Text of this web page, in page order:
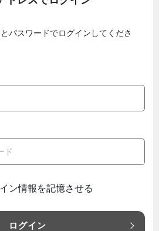
パスワードでログインしてくださ
ン情報を記憶させる
ログイン